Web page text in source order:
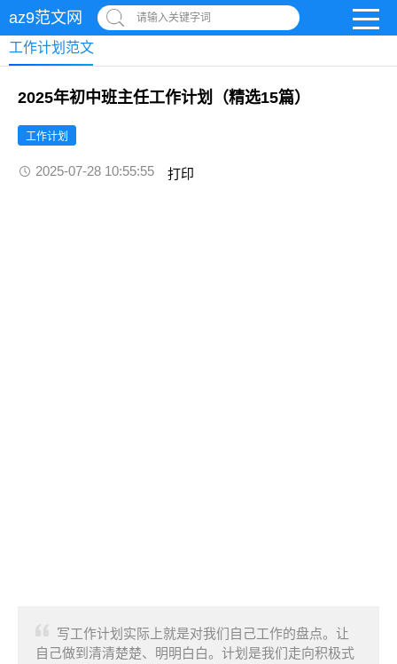
az9范文网 请输入关键字词
工作计划范文
2025年初中班主任工作计划（精选15篇）
工作计划
2025-07-28 10:55:55 打印
写工作计划实际上就是对我们自己工作的盘点。让
自己做到清清楚楚、明明白白。计划是我们走向积极式